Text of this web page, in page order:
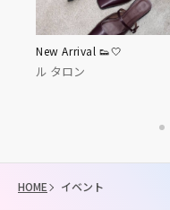
New Arrival 👟🤍
ル タロン
HOME イベント